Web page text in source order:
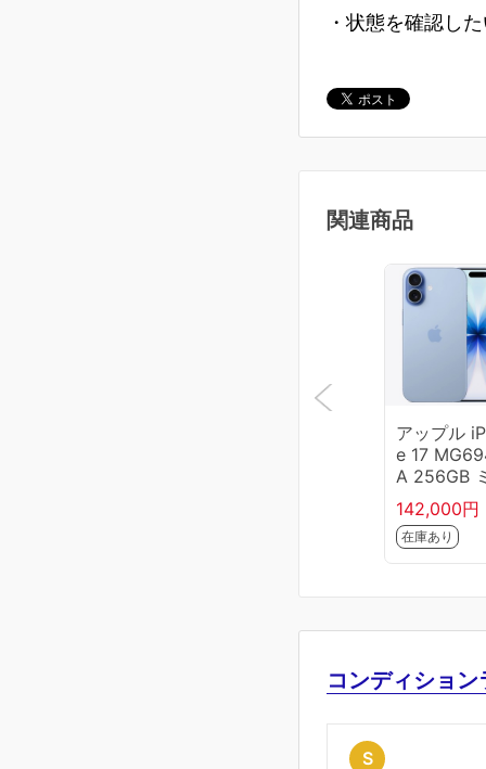
・状態を確認し
関連商品
アップル
e 17
A 256GB
トブルー
eA19 SIM
ー
142,000円
在庫あり
コンディション
S